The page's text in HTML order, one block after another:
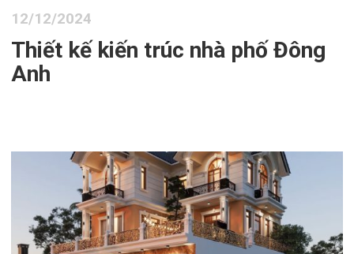
12/12/2024
Thiết kế kiến trúc nhà phố Đông
Anh